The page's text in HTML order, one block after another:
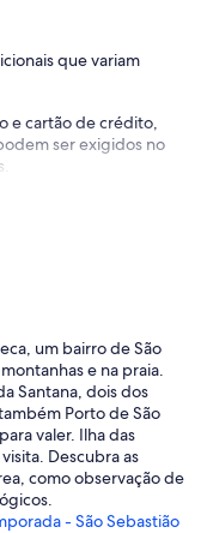
que variam
e cartão de crédito,
ser exigidos no
um bairro de São
e na praia.
Santana, dois dos
Porto de São
valer. Ilha das
Descubra as
como observação de
- São Sebastião